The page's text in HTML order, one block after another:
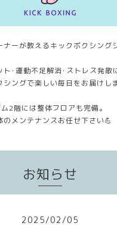
ナーが教えるキックボクシング
ト･運動不足解消･ストレス発散
シングで楽しい毎日をお届けし
2階には整体フロアも完備。
のメンテナンスお任せ下さい💪
お知らせ
2025/02/05